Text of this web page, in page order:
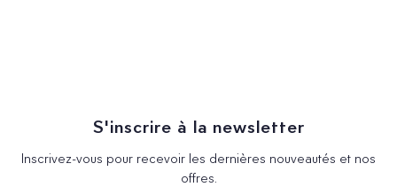
S'inscrire à la newsletter
Inscrivez-vous pour recevoir les dernières nouveautés et nos
offres.